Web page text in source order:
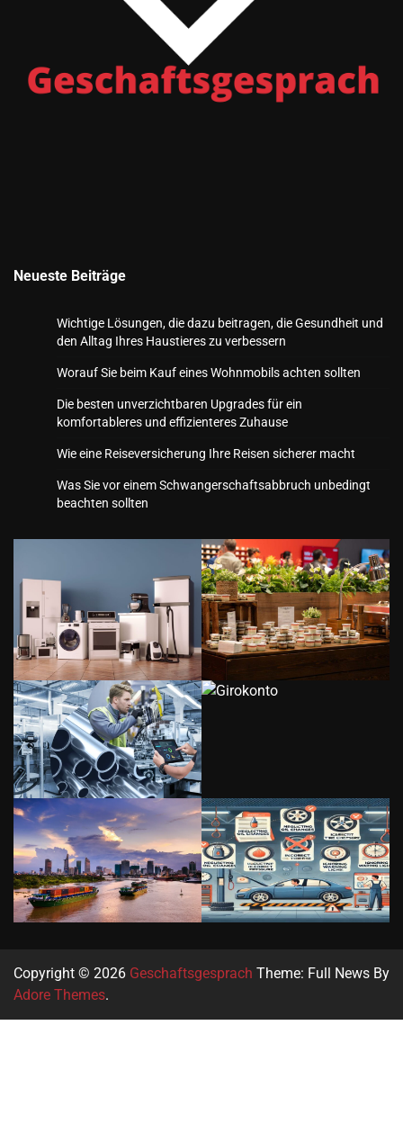
Neueste Beiträge
Wichtige Lösungen, die dazu beitragen, die Gesundheit und
den Alltag Ihres Haustieres zu verbessern
Worauf Sie beim Kauf eines Wohnmobils achten sollten
Die besten unverzichtbaren Upgrades für ein
komfortableres und effizienteres Zuhause
Wie eine Reiseversicherung Ihre Reisen sicherer macht
Was Sie vor einem Schwangerschaftsabbruch unbedingt
beachten sollten
Copyright © 2026 Geschaftsgesprach Theme: Full News By
Adore Themes.